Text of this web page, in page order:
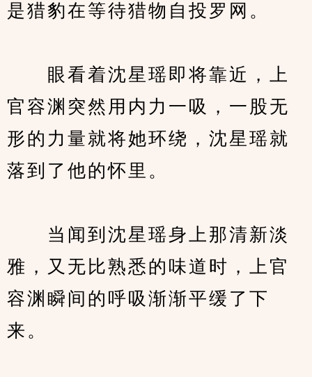
是猎豹在等待猎物自投罗网。
眼看着沈星瑶即将靠近，上
官容渊突然用内力一吸，一股无
形的力量就将她环绕，沈星瑶就
落到了他的怀里。
当闻到沈星瑶身上那清新淡
雅，又无比熟悉的味道时，上官
容渊瞬间的呼吸渐渐平缓了下
来。